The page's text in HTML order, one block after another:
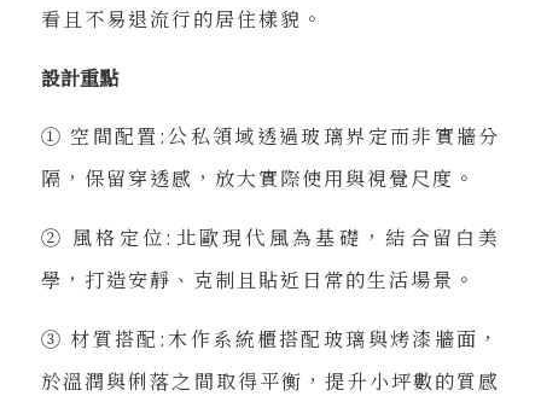
看且不易退流行的居住樣貌。
設計重點
① 空間配置:公私領域透過玻璃界定而非實牆分
隔，保留穿透感，放大實際使用與視覺尺度。
② 風格定位:北歐現代風為基礎，結合留白美
學，打造安靜、克制且貼近日常的生活場景。
③ 材質搭配:木作系統櫃搭配玻璃與烤漆牆面，
於溫潤與俐落之間取得平衡，提升小坪數的質感